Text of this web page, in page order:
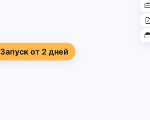
Запуск от 2 дней